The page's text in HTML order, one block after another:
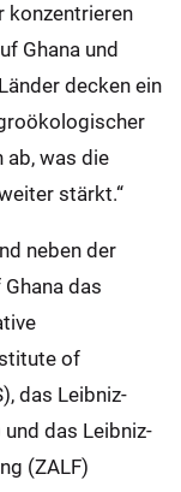
konzentrieren
Ghana und
decken ein
ab, was die
stärkt.“
neben der
das
of
das Leibniz-
das Leibniz-
(ZALF)